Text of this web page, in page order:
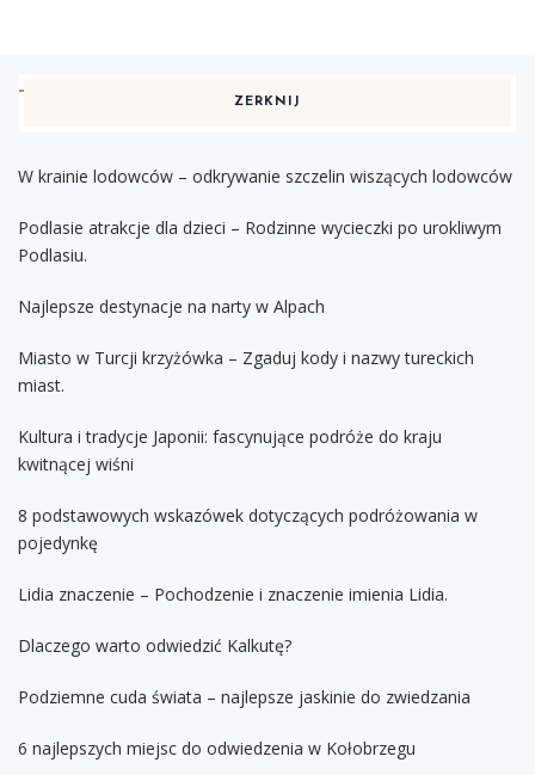
ZERKNIJ
W krainie lodowców – odkrywanie szczelin wiszących lodowców
Podlasie atrakcje dla dzieci – Rodzinne wycieczki po urokliwym
Podlasiu.
Najlepsze destynacje na narty w Alpach
Miasto w Turcji krzyżówka – Zgaduj kody i nazwy tureckich
miast.
Kultura i tradycje Japonii: fascynujące podróże do kraju
kwitnącej wiśni
8 podstawowych wskazówek dotyczących podróżowania w
pojedynkę
Lidia znaczenie – Pochodzenie i znaczenie imienia Lidia.
Dlaczego warto odwiedzić Kalkutę?
Podziemne cuda świata – najlepsze jaskinie do zwiedzania
6 najlepszych miejsc do odwiedzenia w Kołobrzegu